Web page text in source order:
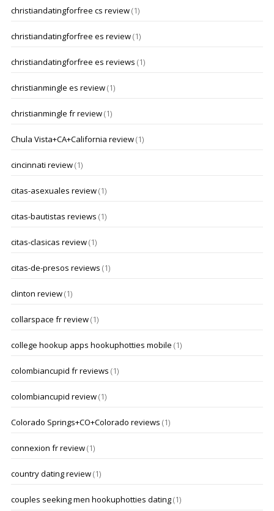
christiandatingforfree cs review(1)
christiandatingforfree es review(1)
christiandatingforfree es reviews (1)
christianmingle es review(1)
christianmingle fr review(1)
Chula Vista+CA+California review(1)
cincinnati review(1)
citas-asexuales review(1)
citas-bautistas reviews (1)
citas-clasicas review(1)
citas-de-presos reviews (1)
clinton review(1)
collarspace fr review(1)
college hookup apps hookuphotties mobile (1)
colombiancupid fr reviews (1)
colombiancupid review(1)
Colorado Springs+CO+Colorado reviews (1)
connexion fr review(1)
country dating review(1)
couples seeking men hookuphotties dating(1)